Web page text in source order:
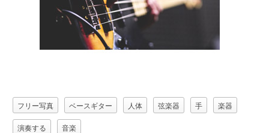
フリー写真 ベースギター 人体 弦楽器 手 楽器
演奏する 音楽